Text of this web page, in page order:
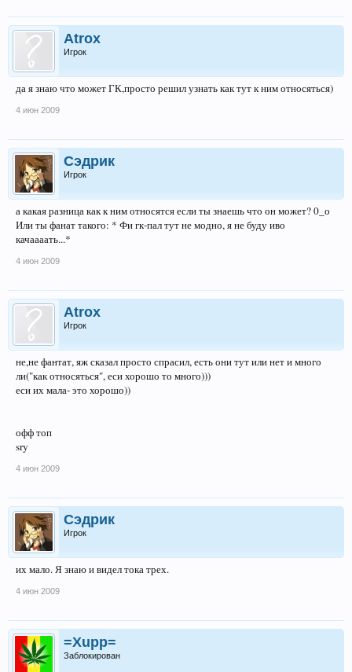
Atrox
Игрок
да я знаю что может ГК,просто решил узнать как тут к ним относяться)
4 июн 2009
Сэдрик
Игрок
а какая разница как к ним относятся если ты знаешь что он может? 0_о
Или ты фанат такого: * Фи гк-пал тут не модно, я не буду иво
качаааать...*
4 июн 2009
Atrox
Игрок
не,не фантат, яж сказал просто спрасил, есть они тут или нет и много
ли("как относяться", еси хорошо то много)))
еси их мала- это хорошо))
офф топ
sry
4 июн 2009
Сэдрик
Игрок
их мало. Я знаю и видел тока трех.
4 июн 2009
=Xupp=
Заблокирован